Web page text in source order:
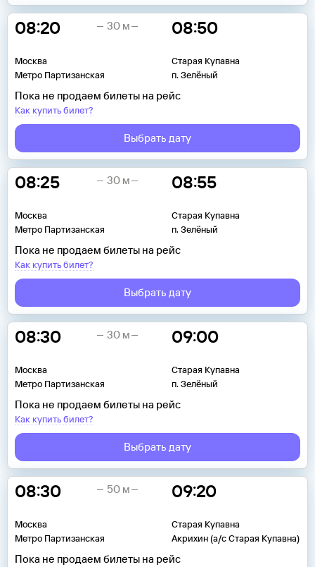
08:20
Москва
Метро Партизанская
08:50
Старая Купавна
п. Зелёный
30 м
Пока не продаем билеты на рейс
Как купить билет?
Выбрать дату
08:25
Москва
Метро Партизанская
08:55
Старая Купавна
п. Зелёный
30 м
Пока не продаем билеты на рейс
Как купить билет?
Выбрать дату
08:30
Москва
Метро Партизанская
09:00
Старая Купавна
п. Зелёный
30 м
Пока не продаем билеты на рейс
Как купить билет?
Выбрать дату
08:30
Москва
Метро Партизанская
09:20
Старая Купавна
Акрихин (а/с Старая Купавна)
50 м
Пока не продаем билеты на рейс